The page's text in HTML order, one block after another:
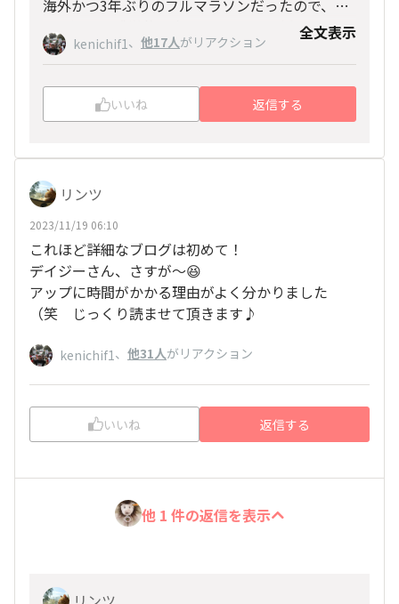
海外かつ3年ぶりのフルマラソンだったので、全
体を通して感覚的に忘れていることが多いため計
画的に準備していかねば♪と段階を追って準備し
ていきました。
そんな準備段階のことをブログに残しておけば、
私のように久しぶりに海外旅行をする方がご覧に
るかもしれませんが作成してみました。
海外旅行97回目だった昨年ホノルルですが、現
地でahamoを初めて使ったり、ウーバーに初め
て乗ったり、ホットサンドメーカー持参でラナイ
でステーキを焼いたり･･･かなり珍道中でした
（笑）
何か１つでも参考にしていただける内容があった
ら嬉しいです！
そしてよろしければ続きもぜひご覧になってくだ
さいませ(^^)
kenichif1、 他17人がリアクション 全文表示
いいね 返信する
リンツ
2023/11/19 06:10
これほど詳細なブログは初めて！
デイジーさん、さすが〜😆
アップに時間がかかる理由がよく分かりました
（笑 じっくり読ませて頂きます♪
kenichif1 、 他31人がリアクション
いいね 返信する
他 1 件の返信を表示